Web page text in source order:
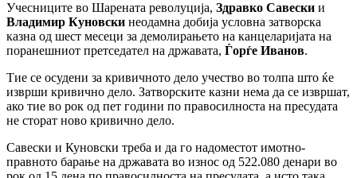
Учесниците во Шарената револуција, Здравко Савески и
Владимир Куновски неодамна добија условна затворска
казна од шест месеци за демолирањето на канцеларијата на
поранешниот претседател на државата, Ѓорѓе Иванов.
Тие се осудени за кривичното дело учество во толпа што ќе
изврши кривично дело. Затворските казни нема да се извршат,
ако тие во рок од пет години по правосилноста на пресудата
не сторат ново кривично дело.
Савески и Куновски треба и да го надоместот имотно-
правното барање на државата во износ од 522.080 денари во